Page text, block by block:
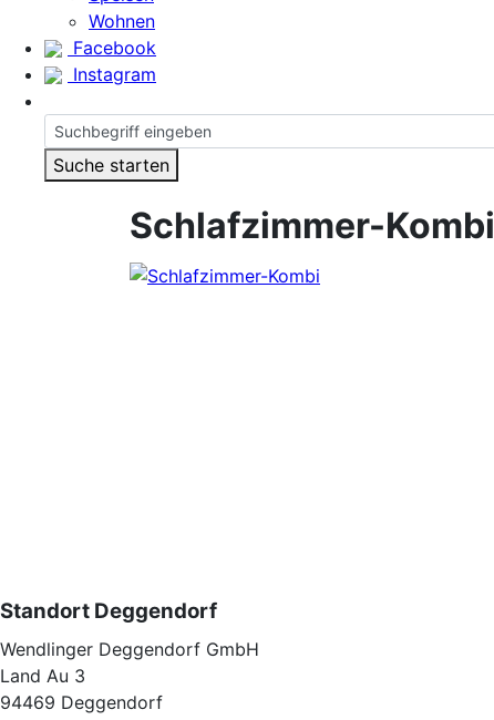
Wohnen
Facebook
Instagram
Suche starten
Schlafzimmer-Kombi
Standort Deggendorf
Wendlinger Deggendorf GmbH
Land Au 3
94469 Deggendorf